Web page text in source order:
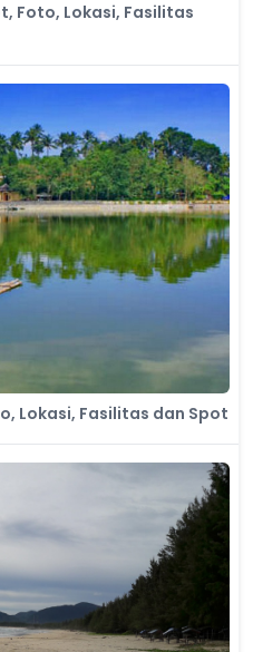
Foto, Lokasi, Fasilitas
Lokasi, Fasilitas dan Spot